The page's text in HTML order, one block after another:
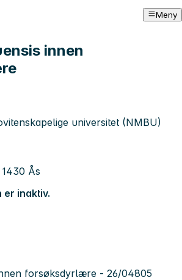
Meny
innen
universitet (NMBU)
Ås
er inaktiv.
forsøksdyrlære - 26/04805